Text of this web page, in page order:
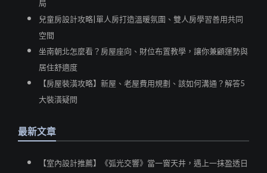
局
兒童房設計攻略|單人房打造溫暖氛圍、雙人房學習善用共同
空間
坐南朝北怎麼看？房屋座向、財位布置教學，讓你兼顧運勢與
居住舒適度
【房屋裝潢攻略】新屋、老屋費用規劃、該如何溝通？解答5
大裝潢疑問
最新文章
【室內設計推薦】《弧光交響》當一窗天井，遇上一抹盈透日